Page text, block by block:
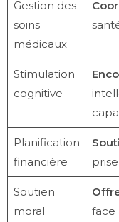
Gestion des
soins
médicaux
Stimulation
cognitive
Planification
financière
Soutien
moral
face